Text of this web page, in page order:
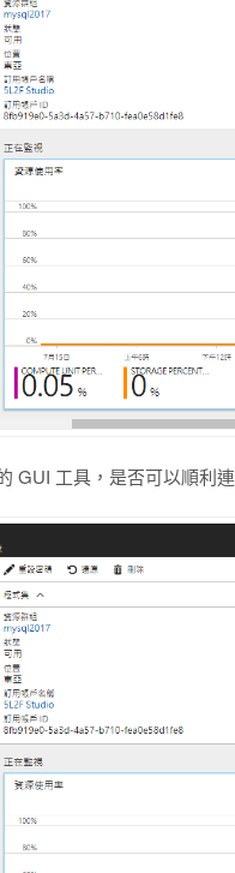
GUI 工具，是否可以順利